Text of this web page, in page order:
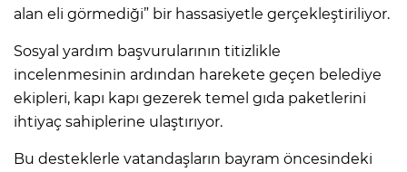
alan eli görmediği” bir hassasiyetle gerçekleştiriliyor.
Sosyal yardım başvurularının titizlikle
incelenmesinin ardından harekete geçen belediye
ekipleri, kapı kapı gezerek temel gıda paketlerini
ihtiyaç sahiplerine ulaştırıyor.
Bu desteklerle vatandaşların bayram öncesindeki